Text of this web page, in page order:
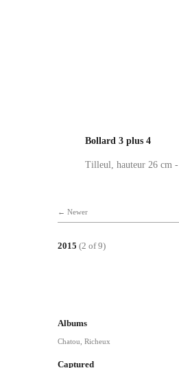
Bollard 3 plus 4
Tilleul, hauteur 26 cm
Newer
2015 (2 of 9)
Albums
Chatou Richeux
Captured